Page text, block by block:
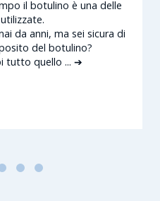
il botulino è una delle
da anni, ma sei sicura di
del botulino?
tutto quello ... ➔